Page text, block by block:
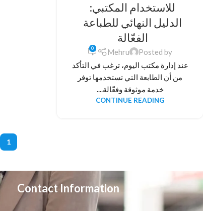
للاستخدام المكتبي:
الدليل النهائي للطباعة
الفعّالة
Posted by
Mehru
0
عند إدارة مكتب اليوم، ترغب في التأكد
من أن الطابعة التي تستخدمها توفر
خدمة موثوقة وفعّالة....
CONTINUE READING
1
Contact Information